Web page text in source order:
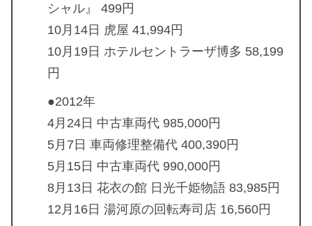
シャル』 499円
10月14日 虎屋 41,994円
10月19日 ホテルセントラーザ博多 58,199
円
●2012年
4月24日 中古車両代 985,000円
5月7日 車両修理整備代 400,390円
5月15日 中古車両代 990,000円
8月13日 花衣の館 日光千姫物語 83,985円
12月16日 湯河原の回転寿司店 16,560円